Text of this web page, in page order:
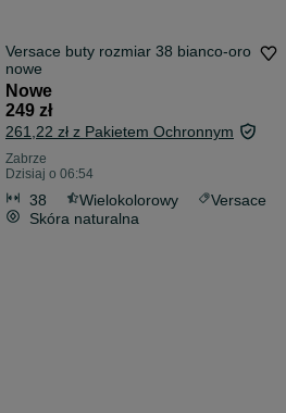
Versace buty rozmiar 38 bianco-oro
nowe
Nowe
249 zł
261,22 zł z Pakietem Ochronnym
Zabrze
Dzisiaj o 06:54
38 Wielokolorowy
Versace
Skóra naturalna